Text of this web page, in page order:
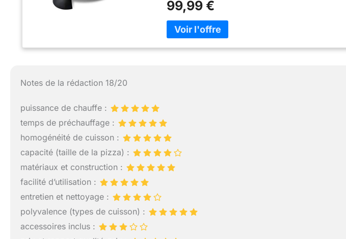
99,99 €
Notes de la rédaction 18/20
puissance de chauffe :
temps de préchauffage :
homogénéité de cuisson :
capacité (taille de la pizza) :
matériaux et construction :
facilité d’utilisation :
entretien et nettoyage :
polyvalence (types de cuisson) :
accessoires inclus :